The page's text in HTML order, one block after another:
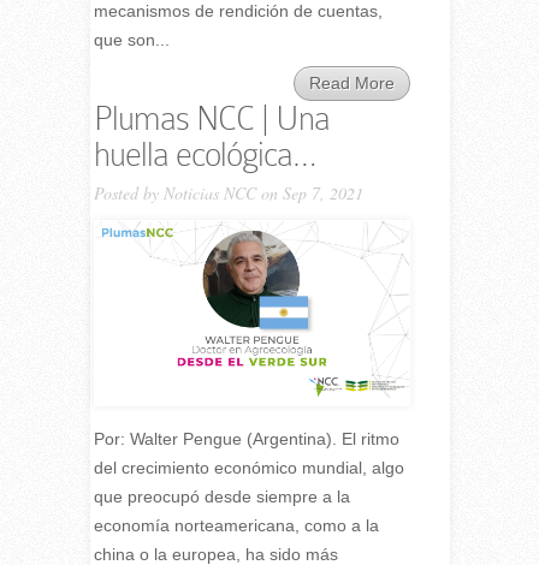
mecanismos de rendición de cuentas,
que son...
Read More
Plumas NCC | Una
huella ecológica…
Posted by Noticias NCCon Sep 7, 2021
Por: Walter Pengue (Argentina). El ritmo
del crecimiento económico mundial, algo
que preocupó desde siempre a la
economía norteamericana, como a la
china o la europea, ha sido más